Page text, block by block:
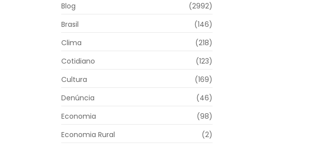
Blog
(2992)
Brasil
(146)
Clima
(218)
Cotidiano
(123)
Cultura
(169)
Denúncia
(46)
Economia
(98)
Economia Rural
(2)